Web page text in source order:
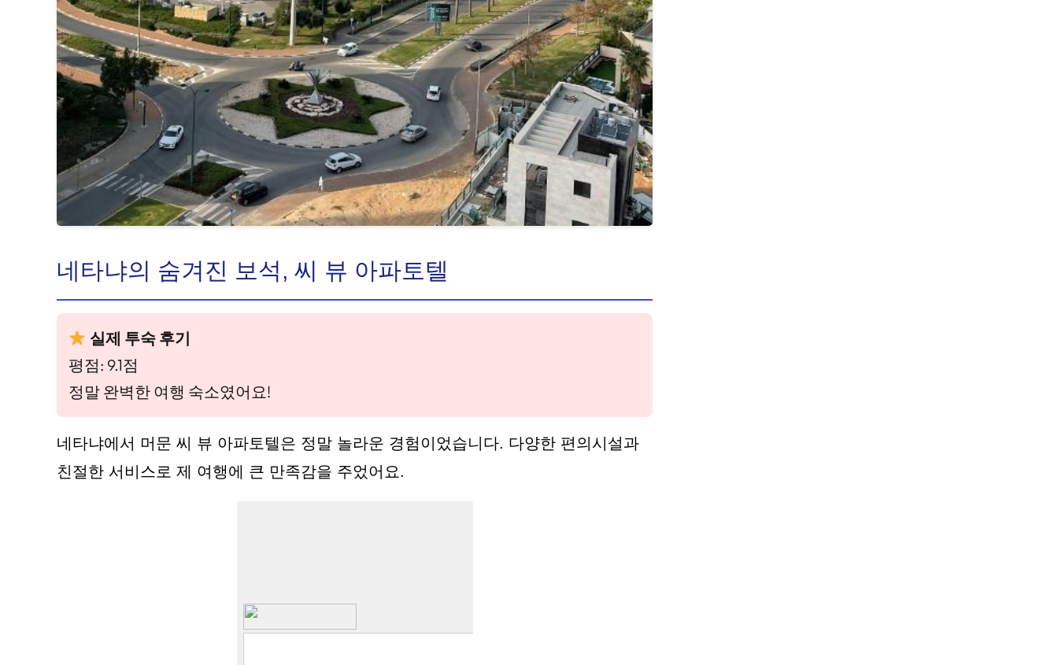
네타냐의 숨겨진 보석, 씨 뷰 아파토텔
실제 투숙 후기
평점: 9.1점
정말 완벽한 여행 숙소였어요!
네타냐에서 머문 씨 뷰 아파토텔은 정말 놀라운 경험이었습니다. 다양한 편의시설과
친절한 서비스로 제 여행에 큰 만족감을 주었어요.